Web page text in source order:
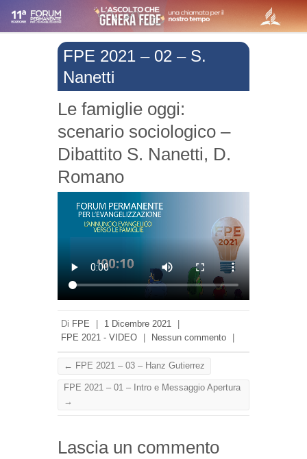
FPE 2021 – 02 – S.
Nanetti
Le famiglie oggi:
scenario sociologico –
Dibattito S. Nanetti, D.
Romano
Di FPE 1 Dicembre 2021
FPE 2021 - VIDEO
Nessun commento
← FPE 2021 – 03 – Hanz Gutierrez
FPE 2021 – 01 – Intro e Messaggio Apertura
→
Lascia un commento